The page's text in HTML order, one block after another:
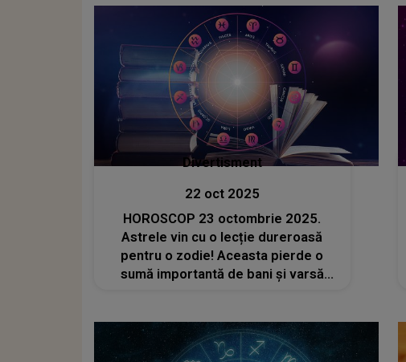
Divertisment
22 oct 2025
HOROSCOP 23 octombrie 2025.
Astrele vin cu o lecție dureroasă
pentru o zodie! Aceasta pierde o
sumă importantă de bani și varsă